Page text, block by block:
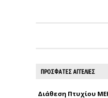
ΠΡΟΣΦΑΤΕΣ ΑΓΓΕΛΙΕΣ
Διάθεση Πτυχίου